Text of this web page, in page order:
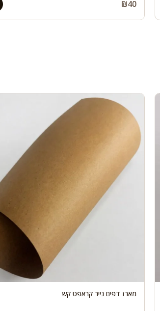
₪40
מארז דפים נייר קראפט קש